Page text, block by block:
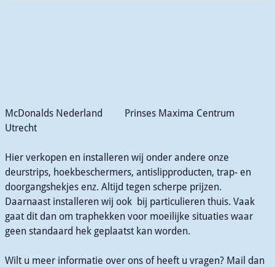
McDonalds Nederland Prinses Maxima Centrum
Utrecht
Hier verkopen en installeren wij onder andere onze
deurstrips, hoekbeschermers, antislipproducten, trap- en
doorgangshekjes enz. Altijd tegen scherpe prijzen.
Daarnaast installeren wij ook bij particulieren thuis. Vaak
gaat dit dan om traphekken voor moeilijke situaties waar
geen standaard hek geplaatst kan worden.
Wilt u meer informatie over ons of heeft u vragen? Mail dan